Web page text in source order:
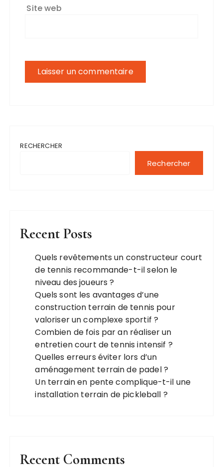
Site web
RECHERCHER
Rechercher
Recent Posts
Quels revêtements un constructeur court
de tennis recommande-t-il selon le
niveau des joueurs ?
Quels sont les avantages d’une
construction terrain de tennis pour
valoriser un complexe sportif ?
Combien de fois par an réaliser un
entretien court de tennis intensif ?
Quelles erreurs éviter lors d’un
aménagement terrain de padel ?
Un terrain en pente complique-t-il une
installation terrain de pickleball ?
Recent Comments